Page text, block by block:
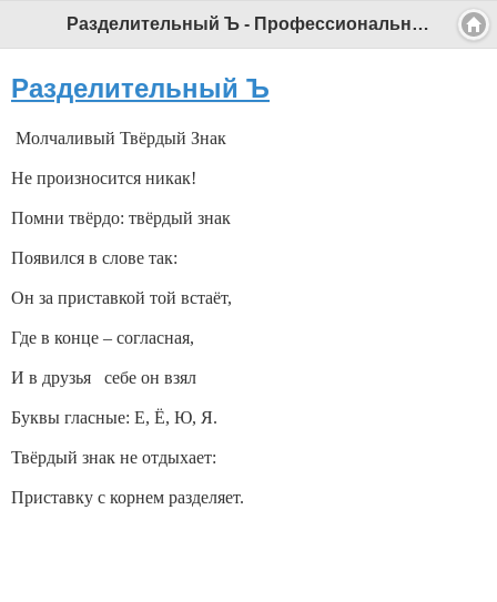
Разделительный Ъ - Профессиональный педагог
Разделительный Ъ
Молчаливый Твёрдый Знак
Не произносится никак!
Помни твёрдо: твёрдый знак
Появился в слове так:
Он за приставкой той встаёт,
Где в конце – согласная,
И в друзья себе он взял
Буквы гласные: Е, Ё, Ю, Я.
Твёрдый знак не отдыхает:
Приставку с корнем разделяет.